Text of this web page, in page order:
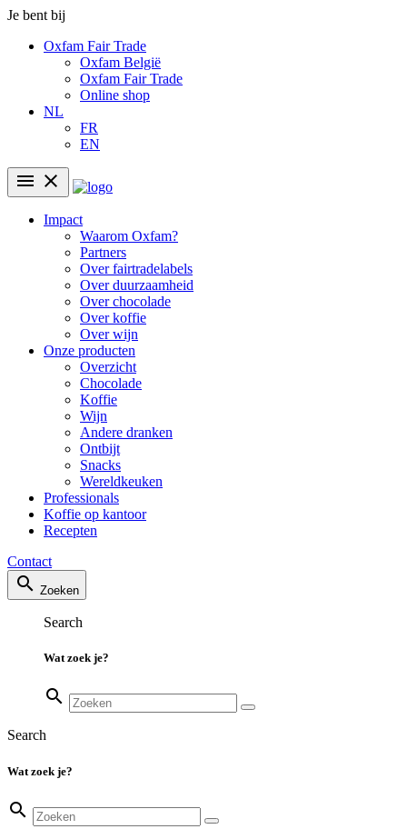
Je bent bij
Oxfam Fair Trade
Oxfam België
Oxfam Fair Trade
Online shop
NL
FR
EN
menu close
Impact
Waarom Oxfam?
Partners
Over fairtradelabels
Over duurzaamheid
Over chocolade
Over koffie
Over wijn
Onze producten
Overzicht
Chocolade
Koffie
Wijn
Andere dranken
Ontbijt
Snacks
Wereldkeuken
Professionals
Koffie op kantoor
Recepten
Contact
search Zoeken
Search
Wat zoek je?
search
Search
Wat zoek je?
search